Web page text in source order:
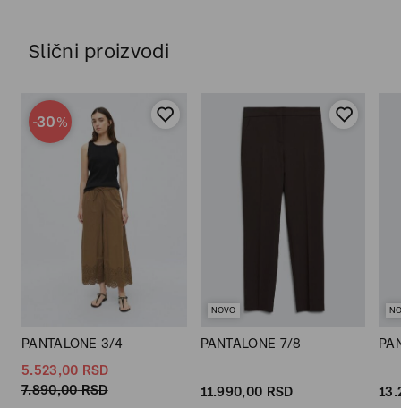
Slični proizvodi
-30%
PANTALONE 3/4
5.523,00 RSD
7.890,00 RSD
NOVO
PANTALONE 7/8
11.990,00 RSD